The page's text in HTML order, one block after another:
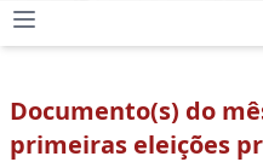
Documento(s) do
primeiras eleições